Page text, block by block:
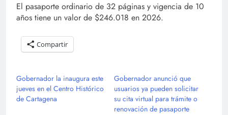
El pasaporte ordinario de 32 páginas y vigencia de 10
años tiene un valor de $246.018 en 2026.
Compartir
Gobernador la inaugura este
jueves en el Centro Histórico
de Cartagena
Gobernador anunció que
usuarios ya pueden solicitar
su cita virtual para trámite o
renovación de pasaporte